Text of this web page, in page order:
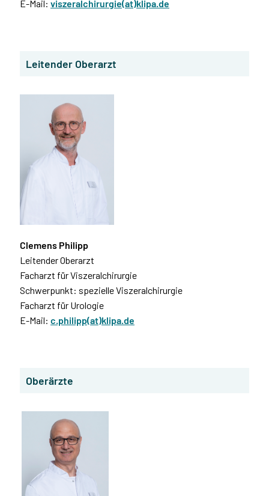
E-Mail: viszeralchirurgie(at)klipa.de
Leitender Oberarzt
Clemens Philipp
Leitender Oberarzt
Facharzt für Viszeralchirurgie
Schwerpunkt: spezielle Viszeralchirurgie
Facharzt für Urologie
E-Mail: c.philipp(at)klipa.de
Oberärzte